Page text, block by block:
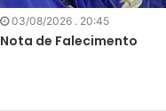
03/08/2026 . 20:45
Nota de Falecimento